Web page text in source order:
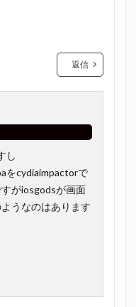
返信
し
をcydiaimpactorで
がiosgodsが画面
うなのはあります